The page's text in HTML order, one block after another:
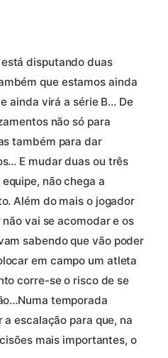
disputando duas
que estamos ainda
ainda virá a série B… De
não só para
também para dar
E mudar duas ou três
não chega a
Além do mais o jogador
vai se acomodar e os
sabendo que vão poder
em campo um atleta
corre-se o risco de se
temporada
escalação para que, na
mais importantes, o